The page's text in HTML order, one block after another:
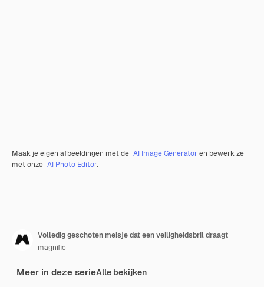
Maak je eigen afbeeldingen met de AI Image Generator en bewerk ze
met onze AI Photo Editor.
Volledig geschoten meisje dat een veiligheidsbril draagt
magnific
Meer in deze serieAlle bekijken